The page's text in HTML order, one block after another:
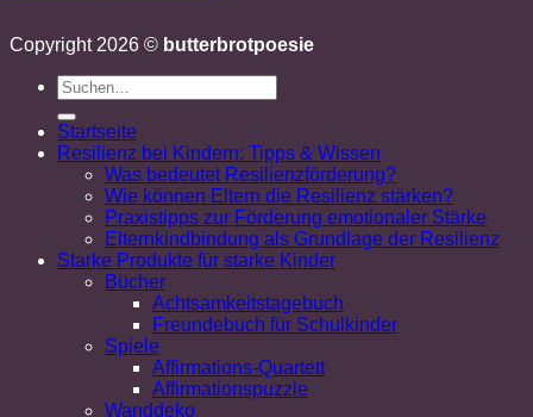
Copyright 2026 © butterbrotpoesie
Startseite
Resilienz bei Kindern: Tipps & Wissen
Was bedeutet Resilienzförderung?
Wie können Eltern die Resilienz stärken?
Praxistipps zur Förderung emotionaler Stärke
Elternkindbindung als Grundlage der Resilienz
Starke Produkte für starke Kinder
Bücher
Achtsamkeitstagebuch
Freundebuch für Schulkinder
Spiele
Affirmations-Quartett
Affirmationspuzzle
Wanddeko